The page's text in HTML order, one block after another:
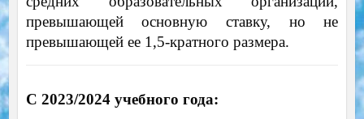
превышающей основную ставку, но не
превышающей ее 1,5-кратного размера.
С 2023/2024 учебного года: